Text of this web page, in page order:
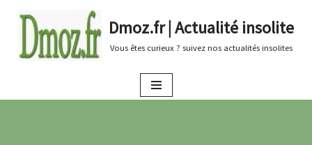
au
Dmoz.fr | Actualité insolite
Vous êtes curieux ? suivez nos actualités insolites